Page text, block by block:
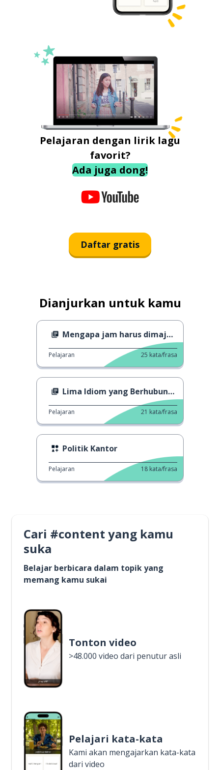
Pelajaran dengan lirik lagu
favorit?
Ada juga dong!
Daftar gratis
Dianjurkan untuk kamu
Mengapa jam harus dimajukan dan dimundurkan?
Pelajaran 25 kata/frasa
Lima Idiom yang Berhubungan dengan Telur
Pelajaran 21 kata/frasa
Politik Kantor
Pelajaran 18 kata/frasa
Cari #content yang kamu
suka
Belajar berbicara dalam topik yang
memang kamu sukai
Tonton video
>48.000 video dari penutur asli
Pelajari kata-kata
Kami akan mengajarkan kata-kata
dari video